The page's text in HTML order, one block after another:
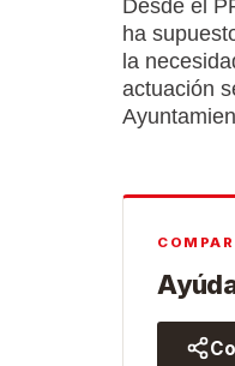
Desde el
ha
la
actuación